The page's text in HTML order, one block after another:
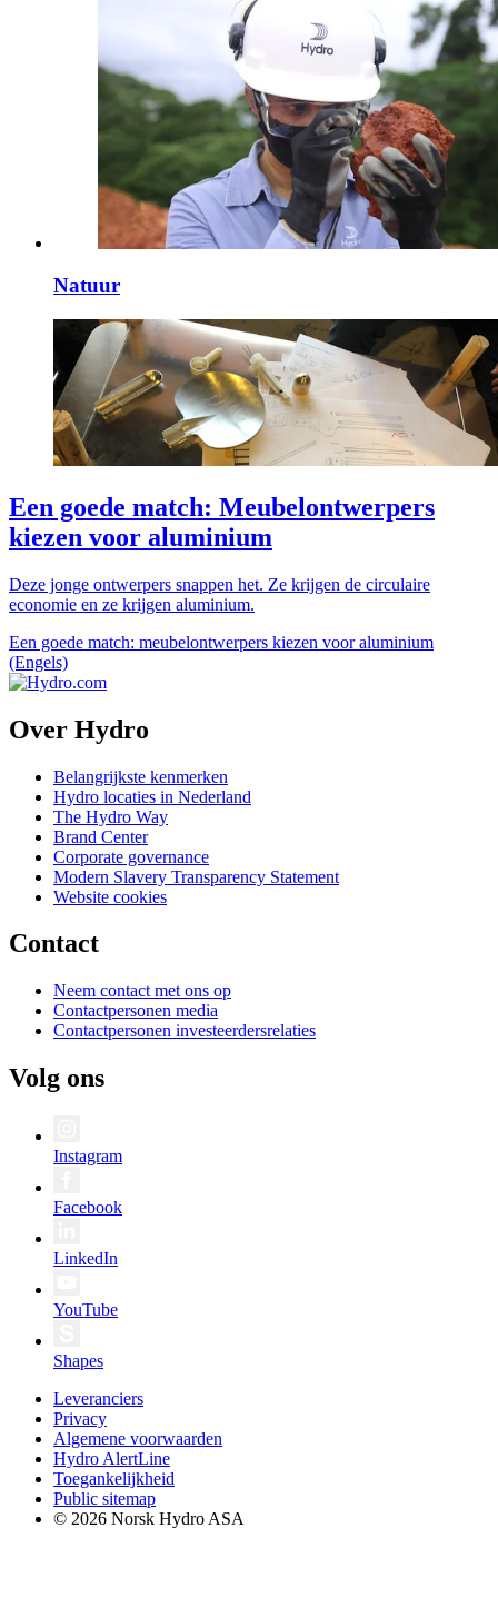
Natuur
Een goede match: Meubelontwerpers
kiezen voor aluminium
Deze jonge ontwerpers snappen het. Ze krijgen de circulaire
economie en ze krijgen aluminium.
Een goede match: meubelontwerpers kiezen voor aluminium
(Engels)
Over Hydro
Belangrijkste kenmerken
Hydro locaties in Nederland
The Hydro Way
Brand Center
Corporate governance
Modern Slavery Transparency Statement
Website cookies
Contact
Neem contact met ons op
Contactpersonen media
Contactpersonen investeerdersrelaties
Volg ons
Instagram
Facebook
LinkedIn
YouTube
Shapes
Leveranciers
Privacy
Algemene voorwaarden
Hydro AlertLine
Toegankelijkheid
Public sitemap
© 2026 Norsk Hydro ASA